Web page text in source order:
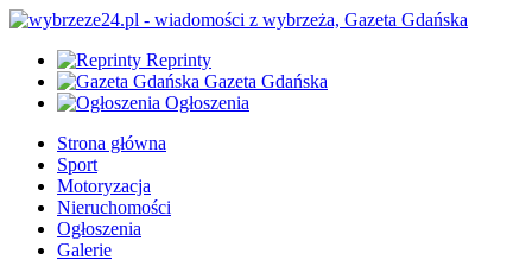
Reprinty
Gazeta Gdańska
Ogłoszenia
Strona główna
Sport
Motoryzacja
Nieruchomości
Ogłoszenia
Galerie